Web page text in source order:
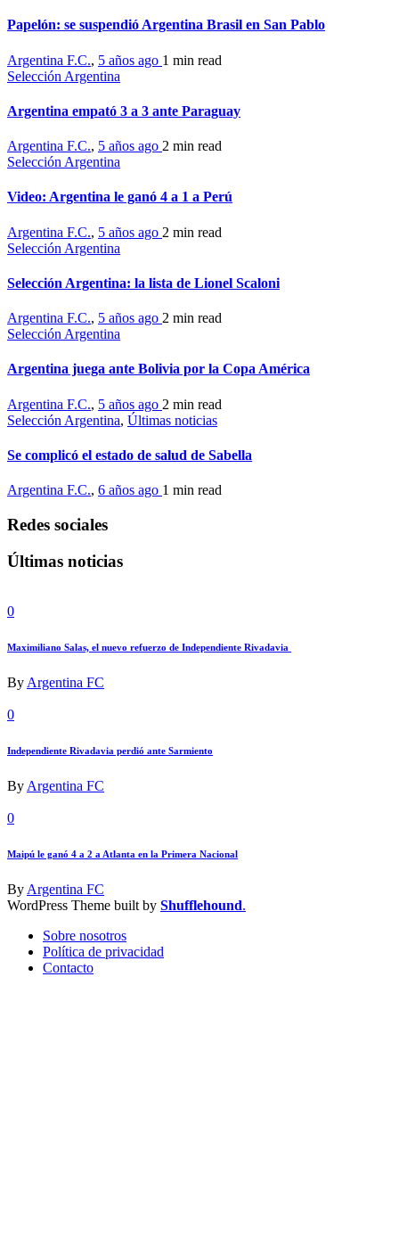
Papelón: se suspendió Argentina Brasil en San Pablo
Argentina F.C., 5 años ago 1 min read
Selección Argentina
Argentina empató 3 a 3 ante Paraguay
Argentina F.C., 5 años ago 2 min read
Selección Argentina
Video: Argentina le ganó 4 a 1 a Perú
Argentina F.C., 5 años ago 2 min read
Selección Argentina
Selección Argentina: la lista de Lionel Scaloni
Argentina F.C., 5 años ago 2 min read
Selección Argentina
Argentina juega ante Bolivia por la Copa América
Argentina F.C., 5 años ago 2 min read
Selección Argentina, Últimas noticias
Se complicó el estado de salud de Sabella
Argentina F.C., 6 años ago 1 min read
Redes sociales
Últimas noticias
0
Maximiliano Salas, el nuevo refuerzo de Independiente Rivadavia
By Argentina FC
0
Independiente Rivadavia perdió ante Sarmiento
By Argentina FC
0
Maipú le ganó 4 a 2 a Atlanta en la Primera Nacional
By Argentina FC
WordPress Theme built by Shufflehound.
Sobre nosotros
Política de privacidad
Contacto